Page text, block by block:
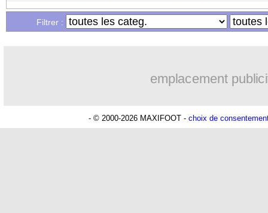
Liste des brèves du ven. 4 octobre
Filtrer :
emplacement
- © 2000-2026 MAXIFOOT - choix de